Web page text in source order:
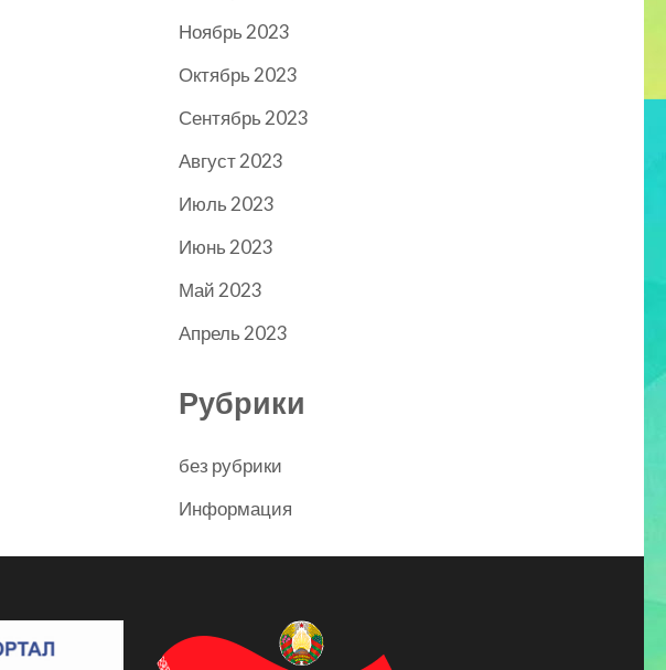
Ноябрь 2023
Октябрь 2023
Сентябрь 2023
Август 2023
Июль 2023
Июнь 2023
Май 2023
Апрель 2023
Рубрики
без рубрики
Информация